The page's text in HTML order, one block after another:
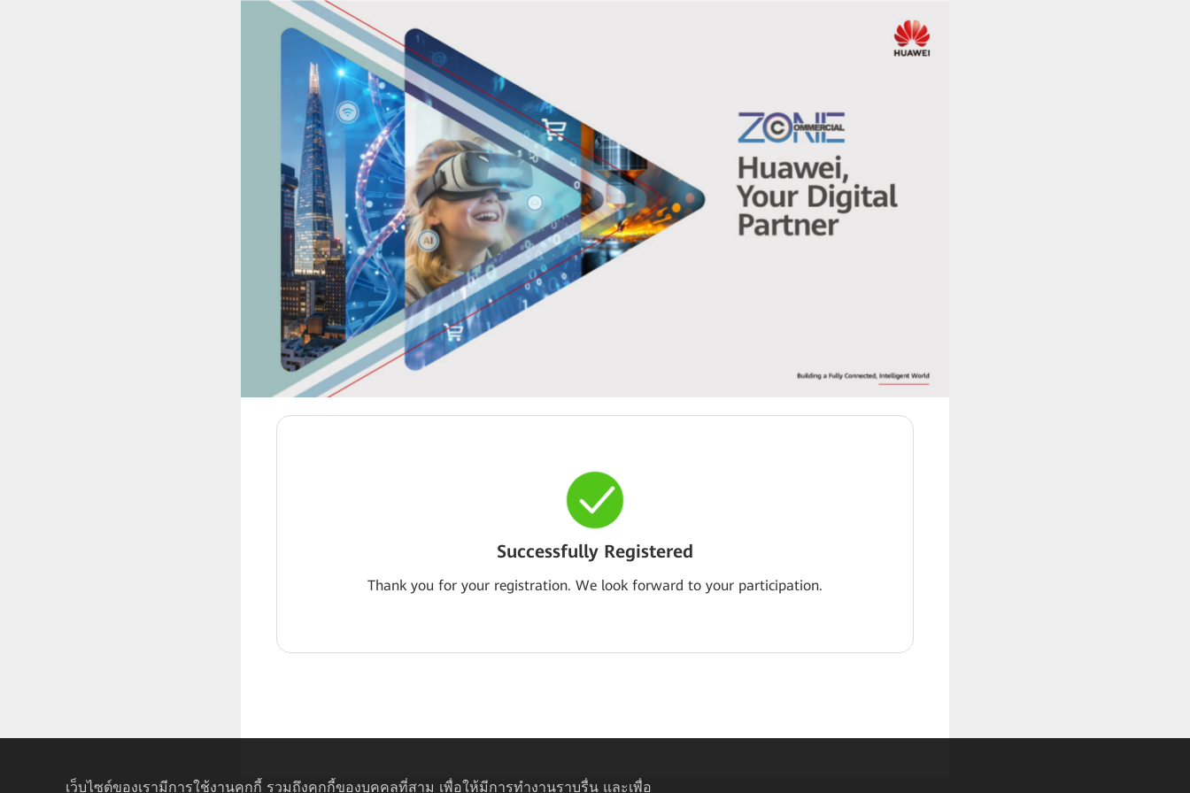
Successfully Registered
Thank you for your registration. We look forward to your participation.
เว็บไซต์ของเรามีการใช้งานคุกกี้ รวมถึงคุกกี้ของบุคคลที่สาม เพื่อให้มีการทำงานราบรื่น และเพื่อ